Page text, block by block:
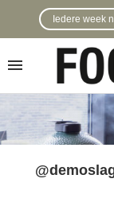
Iedere week